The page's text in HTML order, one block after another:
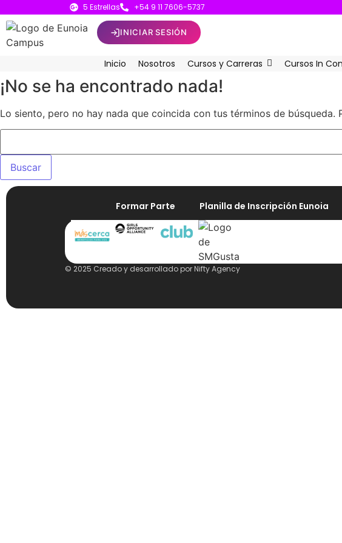
5 Estrellas +54 9 11 7606-5737
INICIAR SESIÓN
Inicio Nosotros Cursos y Carreras Cursos In
¡No se ha encontrado nada!
Lo siento, pero no hay nada que coincida con tus términos de
Formar Parte Planilla de Inscripción Eunoia
© 2025 Creado y desarrollado porNifty Agency